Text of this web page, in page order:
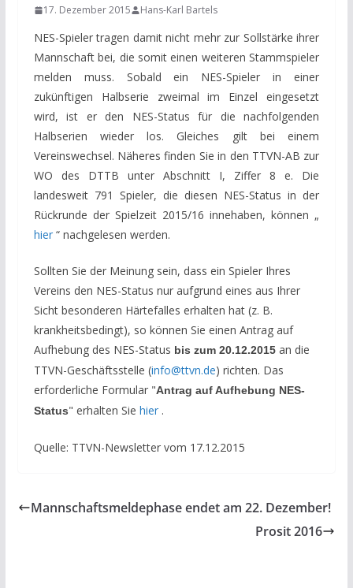
17. Dezember 2015 Hans-Karl Bartels
NES-Spieler tragen damit nicht mehr zur Sollstärke ihrer
Mannschaft bei, die somit einen weiteren Stammspieler
melden muss. Sobald ein NES-Spieler in einer
zukünftigen Halbserie zweimal im Einzel eingesetzt
wird, ist er den NES-Status für die nachfolgenden
Halbserien wieder los. Gleiches gilt bei einem
Vereinswechsel. Näheres finden Sie in den TTVN-AB zur
WO des DTTB unter Abschnitt I, Ziffer 8 e. Die
landesweit 791 Spieler, die diesen NES-Status in der
Rückrunde der Spielzeit 2015/16 innehaben, können „
hier“ nachgelesen werden.
Sollten Sie der Meinung sein, dass ein Spieler Ihres
Vereins den NES-Status nur aufgrund eines aus Ihrer
Sicht besonderen Härtefalles erhalten hat (z. B.
krankheitsbedingt), so können Sie einen Antrag auf
Aufhebung des NES-Status bis zum 20.12.2015an die
TTVN-Geschäftsstelle (info@ttvn.de) richten. Das
erforderliche Formular "Antrag auf Aufhebung NES-
Status" erhalten Sie hier.
Quelle: TTVN-Newsletter vom 17.12.2015
Mannschaftsmeldephase endet am 22. Dezember!
Prosit 2016